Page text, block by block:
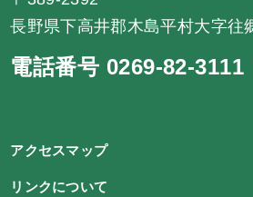
長野県下高井郡木島平村大字往
電話番号 0269-82-3111
アクセスマップ
リンクについて